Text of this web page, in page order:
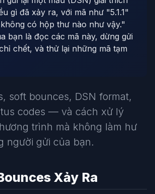
gì đã xảy ra, với mã như "5.1.1"
có hộp thư nào như vậy."
bạn là đọc các mã này, dừng gửi
chết, và thử lại những mã tạm
soft bounces, DSN format,
codes — và cách xử lý
trình mà không làm hư
người gửi của bạn.
Xảy Ra